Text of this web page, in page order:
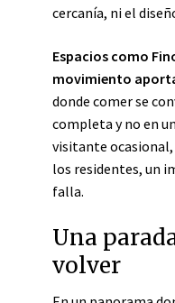
cercanía, ni el
Espacios como
movimiento
donde comer se
completa y no en
visitante ocasional,
los residentes, un
falla.
Una
volver